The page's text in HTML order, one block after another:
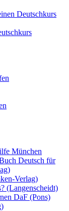
Deutschkurs
München
Deutsch für
Verlag)
(Langenscheidt)
DaF (Pons)